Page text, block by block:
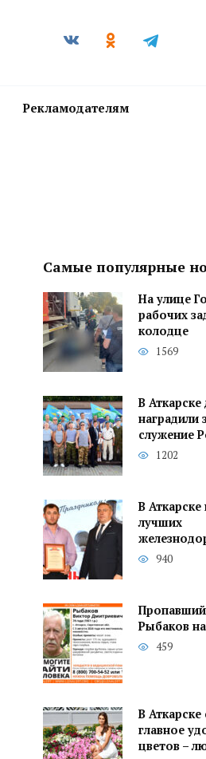
Рекламодателям
Самые популярные
На улице
рабочих
колодце
1569
В Аткарске
наградили
служение
1202
В Аткарске
лучших
940
Рыбаков
459
В
главное
цветов –